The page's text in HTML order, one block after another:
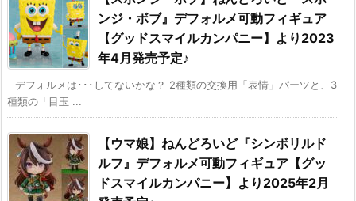
ンジ・ボブ』デフォルメ可動フィギュア
【グッドスマイルカンパニー】より2023
年4月発売予定♪
デフォルメは･･･してないかな？ 2種類の交換用「表情」パーツと、3
種類の「目玉 ...
【ウマ娘】ねんどろいど『シンボリルド
ルフ』デフォルメ可動フィギュア【グッ
ドスマイルカンパニー】より2025年2月